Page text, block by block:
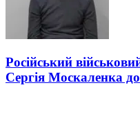
Російський
Сергія Москаленка